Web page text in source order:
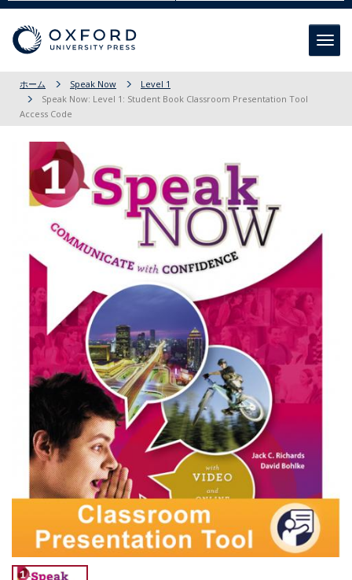
ホーム Speak Now
Level 1
Speak Now: Level 1: Student Book Classroom Presentation Tool
Access Code